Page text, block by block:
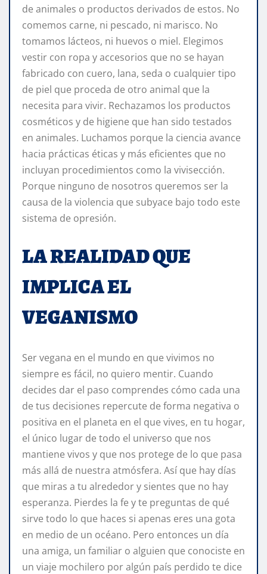
de animales o productos derivados de estos. No
comemos carne, ni pescado, ni marisco. No
tomamos lácteos, ni huevos o miel. Elegimos
vestir con ropa y accesorios que no se hayan
fabricado con cuero, lana, seda o cualquier tipo
de piel que proceda de otro animal que la
necesita para vivir. Rechazamos los productos
cosméticos y de higiene que han sido testados
en animales. Luchamos porque la ciencia avance
hacia prácticas éticas y más eficientes que no
incluyan procedimientos como la vivisección.
Porque ninguno de nosotros queremos ser la
causa de la violencia que subyace bajo todo este
sistema de opresión.
LA REALIDAD QUE
IMPLICA EL
VEGANISMO
Ser vegana en el mundo en que vivimos no
siempre es fácil, no quiero mentir. Cuando
decides dar el paso comprendes cómo cada una
de tus decisiones repercute de forma negativa o
positiva en el planeta en el que vives, en tu hogar,
el único lugar de todo el universo que nos
mantiene vivos y que nos protege de lo que pasa
más allá de nuestra atmósfera. Así que hay días
que miras a tu alrededor y sientes que no hay
esperanza. Pierdes la fe y te preguntas de qué
sirve todo lo que haces si apenas eres una gota
en medio de un océano. Pero entonces un día
una amiga, un familiar o alguien que conociste en
un viaje mochilero por algún país perdido te dice